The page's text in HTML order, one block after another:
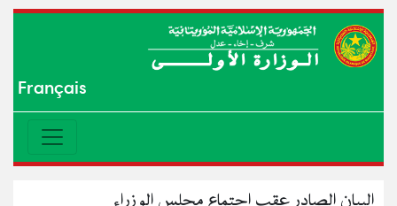
Français
البيان الصادر عقب اجتماع مجلس الوزراء